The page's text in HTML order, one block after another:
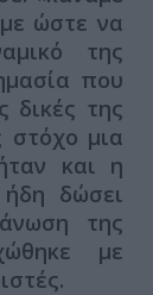
ώστε να
της
που
δικές της
στόχο μια
και η
δώσει
της
με